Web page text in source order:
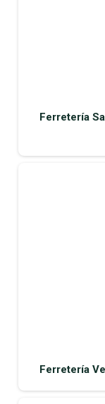
Ferretería
Ferretería